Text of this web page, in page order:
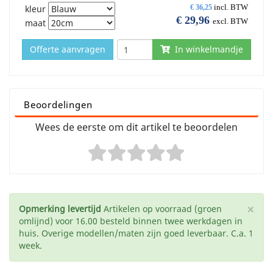
€ 36,25 incl. BTW
€ 29,96 excl. BTW
kleur
maat
In winkelmandje
Offerte aanvragen
Beoordelingen
Wees de eerste om dit artikel te beoordelen
×
Opmerking levertijd Artikelen op voorraad (groen
omlijnd) voor 16.00 besteld binnen twee werkdagen in
huis. Overige modellen/maten zijn goed leverbaar. C.a. 1
week.